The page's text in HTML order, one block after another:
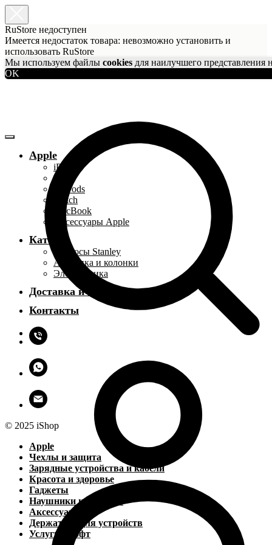
RuStore недоступен
Имеется недостаток товара: невозможно установить и
использовать RuStore
Мы используем файлы cookies для наилучшего представления
OK
Apple
iPhone
iPad
AirPods
Watch
MacBook
Аксессуары Apple
Каталог
Термосы Stanley
Акустика и колонки
Электроника
Доставка и оплата
Контакты
© 2025 iShop
Apple
Чехлы и защита
Зарядные устройства и кабели
Красота и здоровье
Гаджеты
Наушники и колонки
Аксессуары
Держатели для устройств
Услуги и софт